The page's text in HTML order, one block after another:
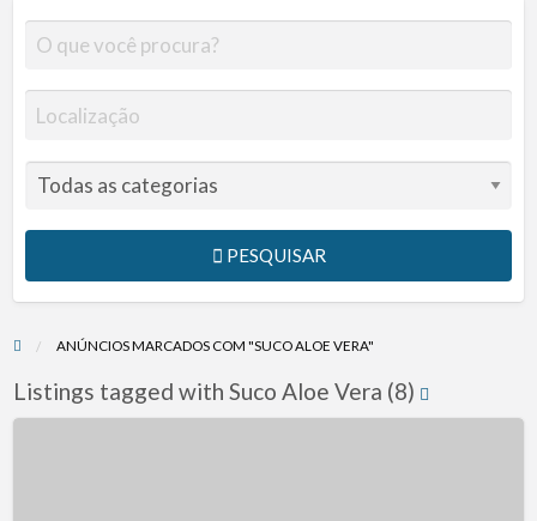
PESQUISAR
ANÚNCIOS MARCADOS COM "SUCO ALOE VERA"
Listings tagged with Suco Aloe Vera (8)